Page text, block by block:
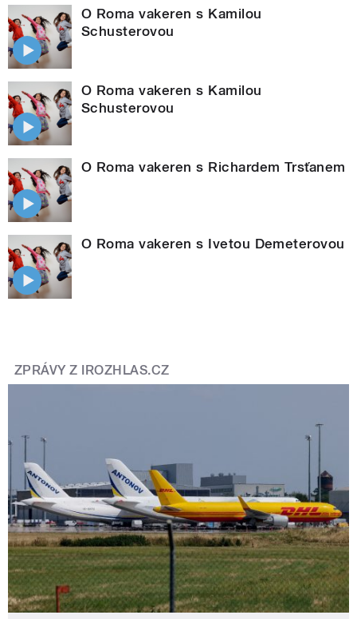
O Roma vakeren s Kamilou
Schusterovou
O Roma vakeren s Kamilou
Schusterovou
O Roma vakeren s Richardem Trsťanem
O Roma vakeren s Ivetou Demeterovou
ZPRÁVY Z IROZHLAS.CZ